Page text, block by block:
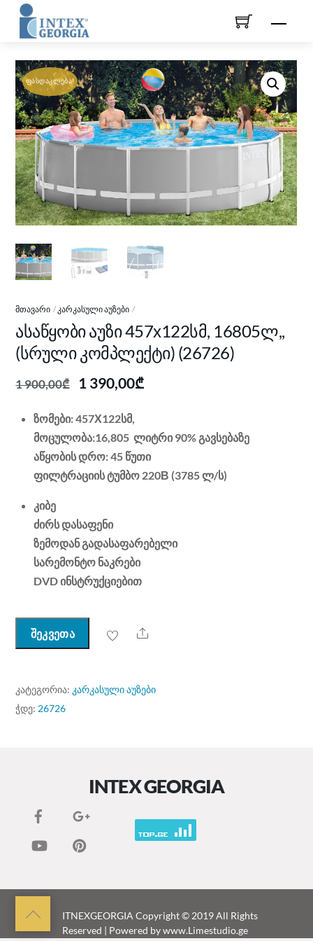
ᲤᲐᲡᲓᲐᲙᲚᲔᲑᲐ!
ᲛᲗᲐᲕᲐᲠᲘ ᲙᲐᲠᲙᲐᲡᲣᲚᲘ ᲐᲣᲖᲔᲑᲘ
ასაწყობი აუზი 457х122სმ, 16805ლ,,
(სრული კომპლექტი) (26726)
1 900,00₾
Original
was:
1 900,00₾.
1 390,00₾Current
1 390,00₾.
ზომები: 457Х122სმ,
მოცულობა:16,805 ლიტრი 90% გავსებაზე
აწყობის დრო: 45 წუთი
ფილტრაციის ტუმბო 220В (3785 ლ/ს)
კიბე
ძირს დასაფენი
ზემოდან გადასაფარებელი
სარემონტო ნაკრები
DVD ინსტრუქციებით
შეკვეთა Share
ᲙᲐᲢᲔᲒᲝᲠᲘᲐ: კარკასული აუზები
ᲭᲓᲔ: 26726
INTEX GEORGIA
Back ITNEXGEORGIA Copyright © 2019 All Rights
Reserved | Powered bywww.Limestudio.ge